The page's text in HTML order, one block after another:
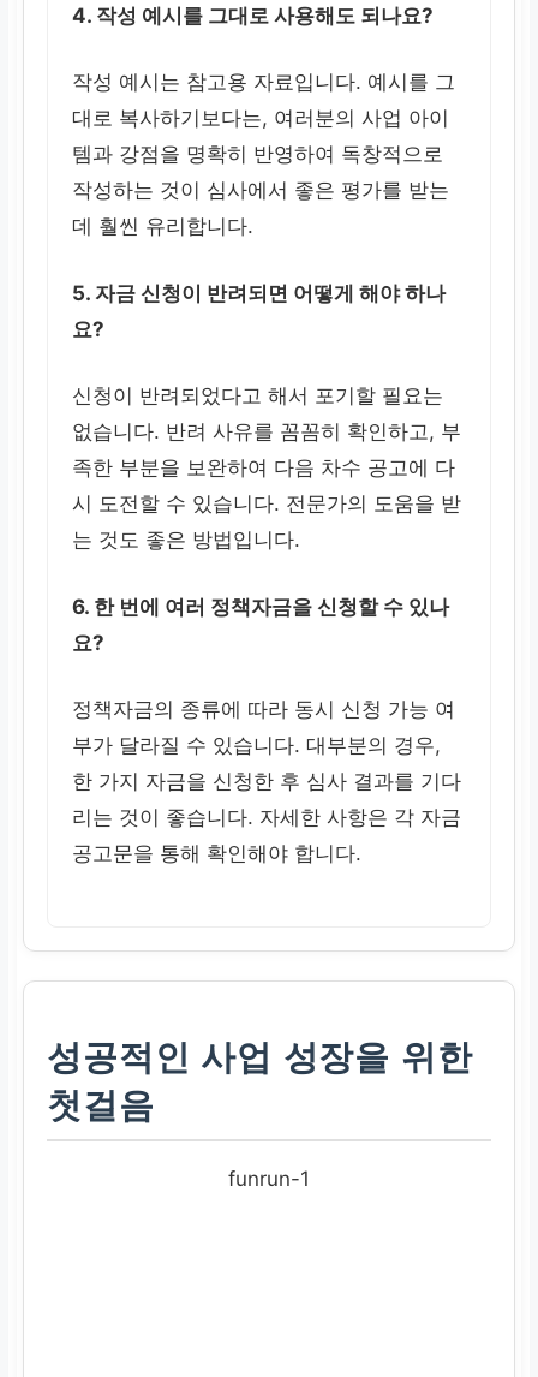
4. 작성 예시를 그대로 사용해도 되나요?
작성 예시는 참고용 자료입니다. 예시를 그
대로 복사하기보다는, 여러분의 사업 아이
템과 강점을 명확히 반영하여 독창적으로
작성하는 것이 심사에서 좋은 평가를 받는
데 훨씬 유리합니다.
5. 자금 신청이 반려되면 어떻게 해야 하나
요?
신청이 반려되었다고 해서 포기할 필요는
없습니다. 반려 사유를 꼼꼼히 확인하고, 부
족한 부분을 보완하여 다음 차수 공고에 다
시 도전할 수 있습니다. 전문가의 도움을 받
는 것도 좋은 방법입니다.
6. 한 번에 여러 정책자금을 신청할 수 있나
요?
정책자금의 종류에 따라 동시 신청 가능 여
부가 달라질 수 있습니다. 대부분의 경우,
한 가지 자금을 신청한 후 심사 결과를 기다
리는 것이 좋습니다. 자세한 사항은 각 자금
공고문을 통해 확인해야 합니다.
성공적인 사업 성장을 위한
첫걸음
funrun-1